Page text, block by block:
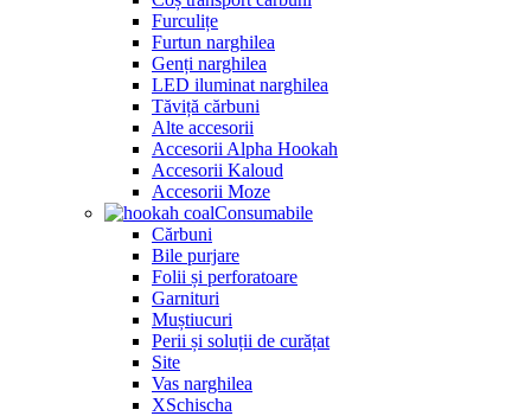
Furculițe
Furtun narghilea
Genți narghilea
LED iluminat narghilea
Tăviță cărbuni
Alte accesorii
Accesorii Alpha Hookah
Accesorii Kaloud
Accesorii Moze
Consumabile
Cărbuni
Bile purjare
Folii și perforatoare
Garnituri
Muștiucuri
Perii și soluții de curățat
Site
Vas narghilea
XSchischa